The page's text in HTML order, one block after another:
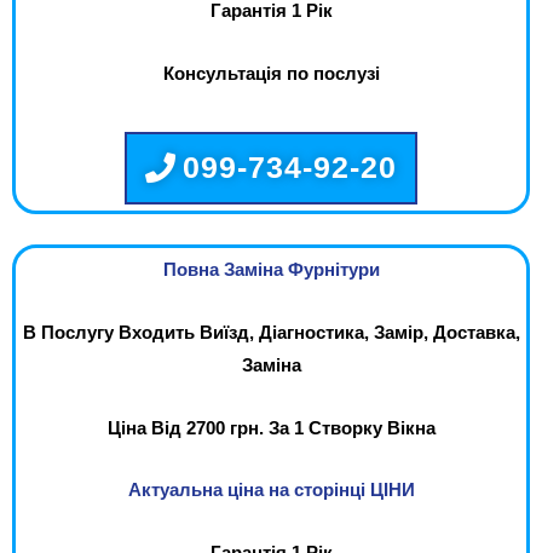
Гарантія 1 Рік
Консультація по послузі
099-734-92-20
Повна Заміна Фурнітури
В Послугу Входить Виїзд, Діагностика, Замір, Доставка,
Заміна
Ціна Від 2700 грн. За 1 Створку Вікна
Актуальна ціна на сторінці ЦІНИ